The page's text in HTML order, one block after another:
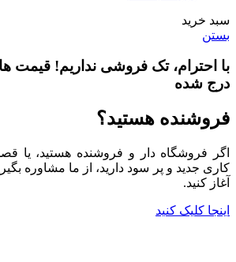
سبد خرید
بستن
با احترام، تک فروشی نداریم! قیمت
درج شده
فروشنده هستید؟
اگر فروشگاه دار و فروشنده هستید، یا
کاری جدید و پر سود دارید، از ما مشاوره
آغاز کنید.
اینجا کلیک کنید